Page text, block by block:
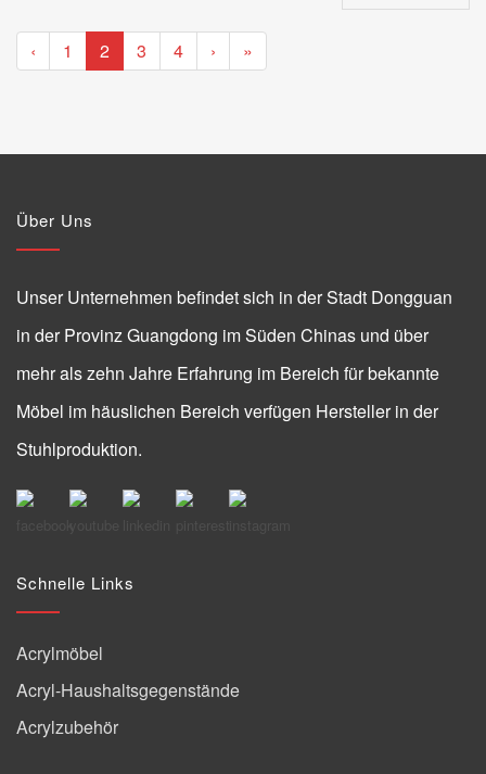
‹ 1 2 3 4 › »
Über Uns
Unser Unternehmen befindet sich in der Stadt Dongguan
in der Provinz Guangdong im Süden Chinas und über
mehr als zehn Jahre Erfahrung im Bereich für bekannte
Möbel im häuslichen Bereich verfügen Hersteller in der
Stuhlproduktion.
Schnelle Links
Acrylmöbel
Acryl-Haushaltsgegenstände
Acrylzubehör